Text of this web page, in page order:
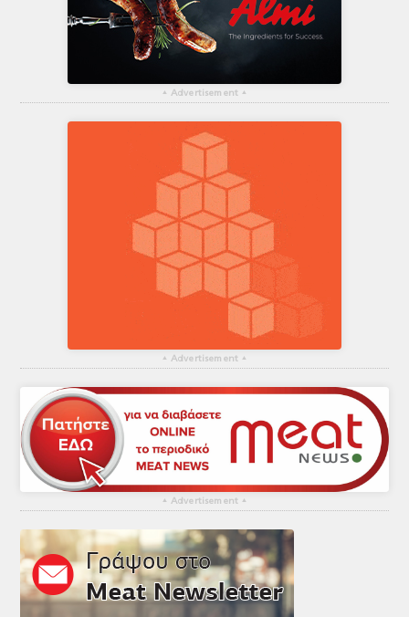
▴ Advertisement ▴
▴ Advertisement ▴
▴ Advertisement ▴